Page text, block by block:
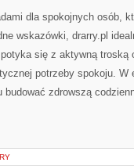
dla spokojnych osób,
wskazówki, drarry.pl
się z aktywną troską
potrzeby spokoju.
zdrowszą